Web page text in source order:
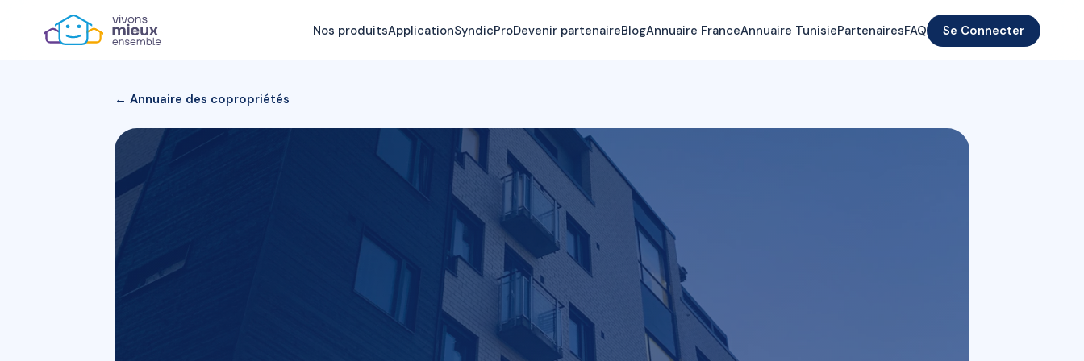
Nos produitsApplicationSyndicProDevenir partenaireBlogAnnuaire FranceAnnuaire TunisiePartenairesFAQ Se Connecter
← Annuaire des copropriétés